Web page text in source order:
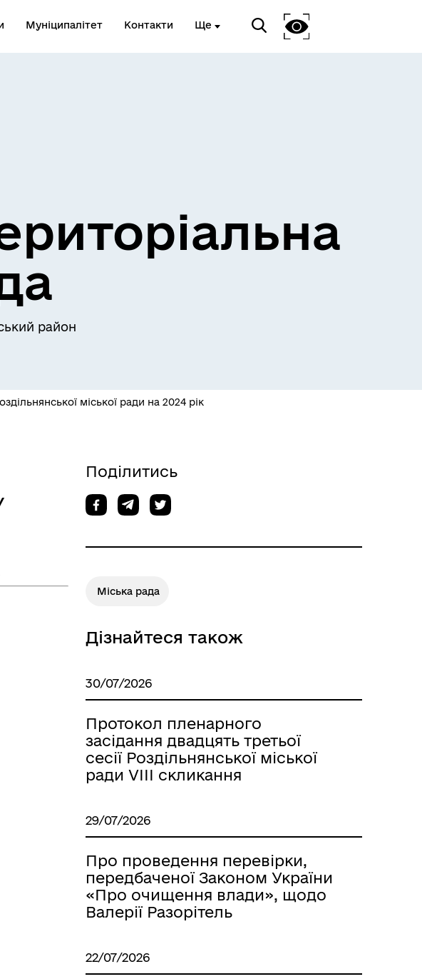
Муніципалітет Контакти Ще
полеглих за
Розклад автобусів Одеса-
Лиманське
район
міської ради на 2024 рік
Поділитись
Міська рада
Дізнайтеся також
30/07/2026
Протокол пленарного
засідання двадцять третьої
сесії Роздільнянської міської
ради VІІІ скликання
29/07/2026
Про проведення перевірки,
передбаченої Законом України
«Про очищення влади», щодо
Валерії Разорітель
22/07/2026